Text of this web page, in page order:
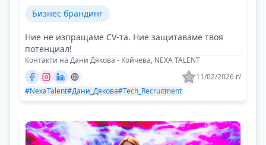
Бизнес брандинг
Ние не изпращаме CV-та. Ние защитаваме твоя
потенциал!
Контакти на Дани Дякова - Койчева, NEXA TALENT
11/02/2026 г/
#NexaTalent#Дани_Дякова#Tech_Recruitment